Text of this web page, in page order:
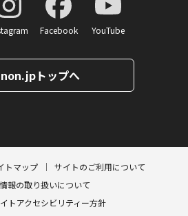
Facebook YouTube
トップへ
トマップ
サイトのご利用について
報の取り扱いについて
トアクセシビリティー方針